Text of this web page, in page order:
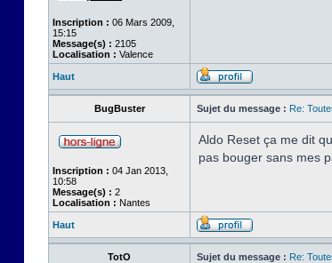
Inscription : 06 Mars 2009,
15:15
Message(s) : 2105
Localisation : Valence
Haut
BugBuster Sujet du message : Re:
Inscription : 04 Jan 2013,
10:58
Message(s) : 2
Localisation : Nantes
Aldo Reset ça me dit
pas bouger sans mes
Haut
TotO Sujet du message : Re: